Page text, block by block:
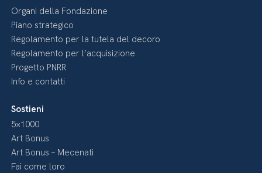
Organi della Fondazione
Piano strategico
Regolamento per la tutela del decoro
Regolamento per l’acquisizione
Progetto PNRR
Info e contatti
Sostieni
5×1000
Art Bonus
Art Bonus – Mecenati
Fai come loro